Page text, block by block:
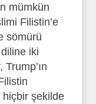
mümkün
Filistin’e
sömürü
iki
hiçbir şekilde